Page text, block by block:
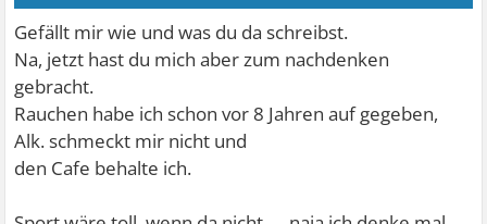
Gefällt mir wie und was du da schreibst.
Na, jetzt hast du mich aber zum nachdenken
gebracht.
Rauchen habe ich schon vor 8 Jahren auf gegeben,
Alk. schmeckt mir nicht und
den Cafe behalte ich.